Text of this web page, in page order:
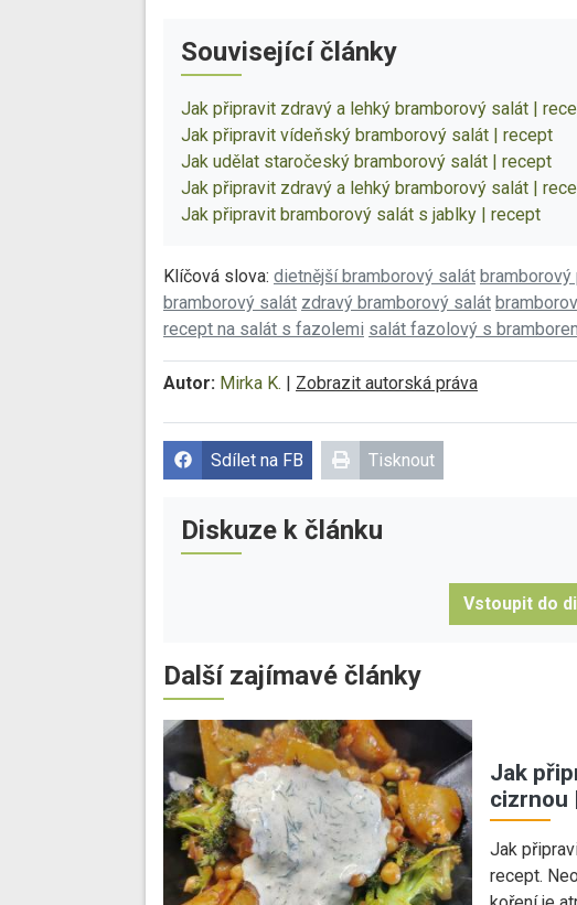
Související články
Jak připravit zdravý a lehký bramborový salát |
Jak připravit vídeňský bramborový salát | recept
Jak udělat staročeský bramborový salát | recept
Jak připravit zdravý a lehký bramborový salát |
Jak připravit bramborový salát s jablky | recept
Klíčová slova: dietnější bramborový salát
bramborový salát zdravý bramborový salát
recept na salát s fazolemi salát fazolový s
Autor: Mirka K. Zobrazit autorská práva
Sdílet na FB Tisknout
Diskuze k článku
Vstoupit do
Další zajímavé články
Jak
cizrnou
Jak
recept.